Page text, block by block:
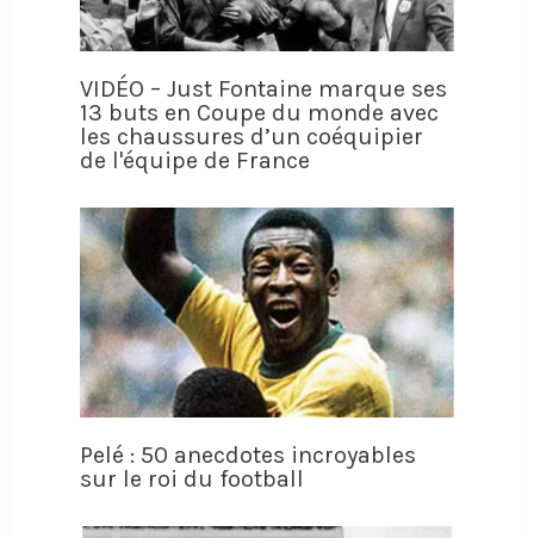
VIDÉO – Just Fontaine marque ses
13 buts en Coupe du monde avec
les chaussures d’un coéquipier
de l'équipe de France
Pelé : 50 anecdotes incroyables
sur le roi du football